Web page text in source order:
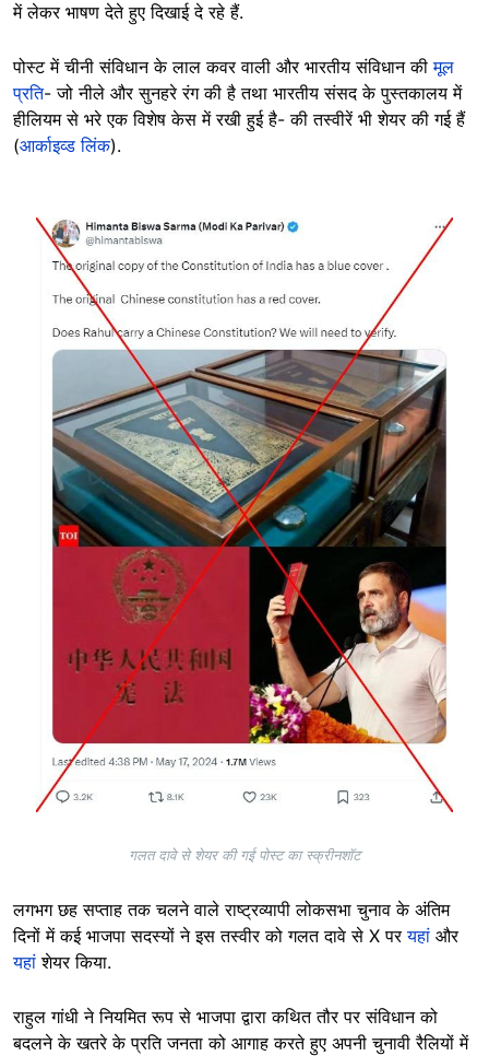
में लेकर भाषण देते हुए दिखाई दे रहे हैं.
पोस्ट में चीनी संविधान के लाल कवर वाली और भारतीय संविधान कीमूल
प्रति- जो नीले और सुनहरे रंग की है तथा भारतीय संसद के पुस्तकालय में
हीलियम से भरे एक विशेष केस में रखी हुई है- की तस्वीरें भी शेयर की गई हैं
(आर्काइव्ड लिंक).
Image
गलत दावे से शेयर की गई पोस्ट का स्क्रीनशॉट
लगभग छह सप्ताह तक चलने वाले राष्ट्रव्यापी लोकसभा चुनाव के अंतिम
दिनों में कई भाजपा सदस्यों ने इस तस्वीर को गलत दावे से X परयहां और
यहांशेयर किया.
राहुल गांधी ने नियमित रूप से भाजपा द्वारा कथित तौर पर संविधान को
बदलने के खतरे के प्रति जनता को आगाह करते हुए अपनी चुनावी रैलियों में